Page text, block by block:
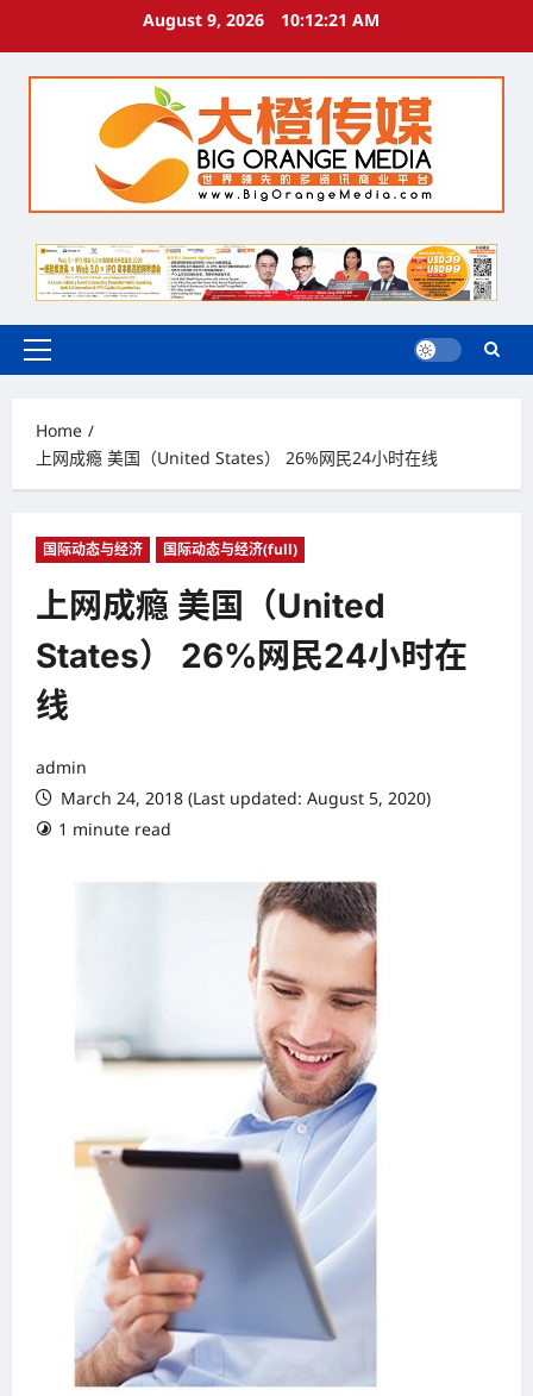
August 9, 2026 10:12:22 AM
Primary
Home
上网成瘾 美国（United States） 26%网民24小时在线
国际动态与经济 国际动态与经济(full)
上网成瘾 美国（United
States） 26%网民24小时在
线
admin
March 24, 2018 (Last updated: August 5, 2020)
1 minute read